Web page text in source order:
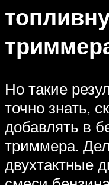
Но такие
точно знать,
добавлять в
триммера.
двухтактные